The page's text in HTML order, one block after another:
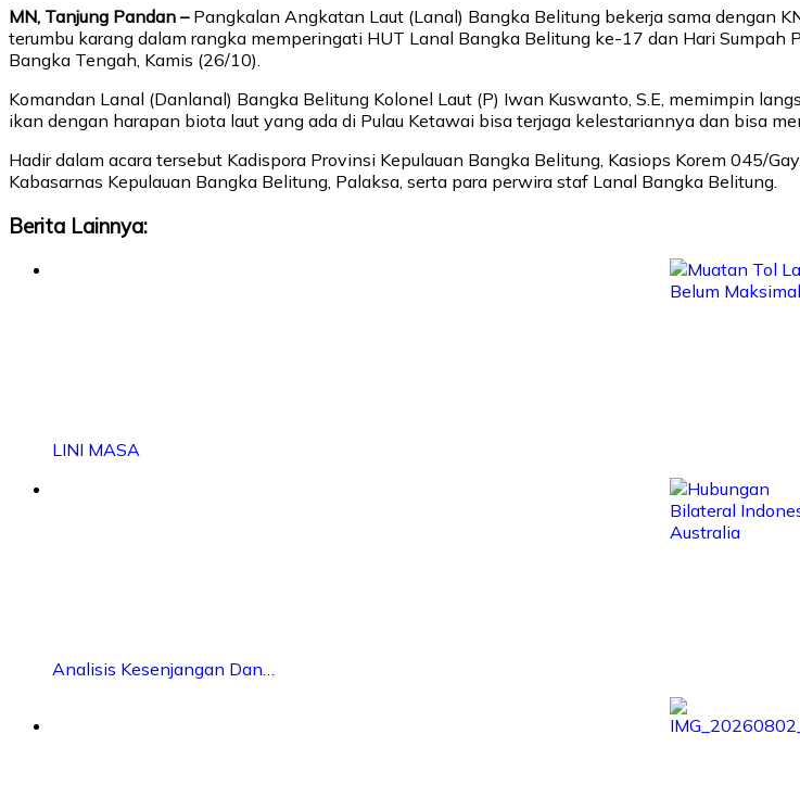
MN, Tanjung Pandan – Pangkalan Angkatan Laut (Lanal) Bangka Belitung bekerja sama dengan
terumbu karang dalam rangka memperingati HUT Lanal Bangka Belitung ke-17 dan Hari Sumpah
Bangka Tengah, Kamis (26/10).
Komandan Lanal (Danlanal) Bangka Belitung Kolonel Laut (P) Iwan Kuswanto, S.E, memimpin
ikan dengan harapan biota laut yang ada di Pulau Ketawai bisa terjaga kelestariannya dan bisa
Hadir dalam acara tersebut Kadispora Provinsi Kepulauan Bangka Belitung, Kasiops Korem 045/
Kabasarnas Kepulauan Bangka Belitung, Palaksa, serta para perwira staf Lanal Bangka Belitung.
Berita Lainnya:
LINI MASA
Analisis Kesenjangan Dan…